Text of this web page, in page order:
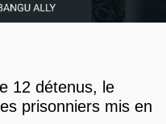
12 détenus, le
prisonniers mis en